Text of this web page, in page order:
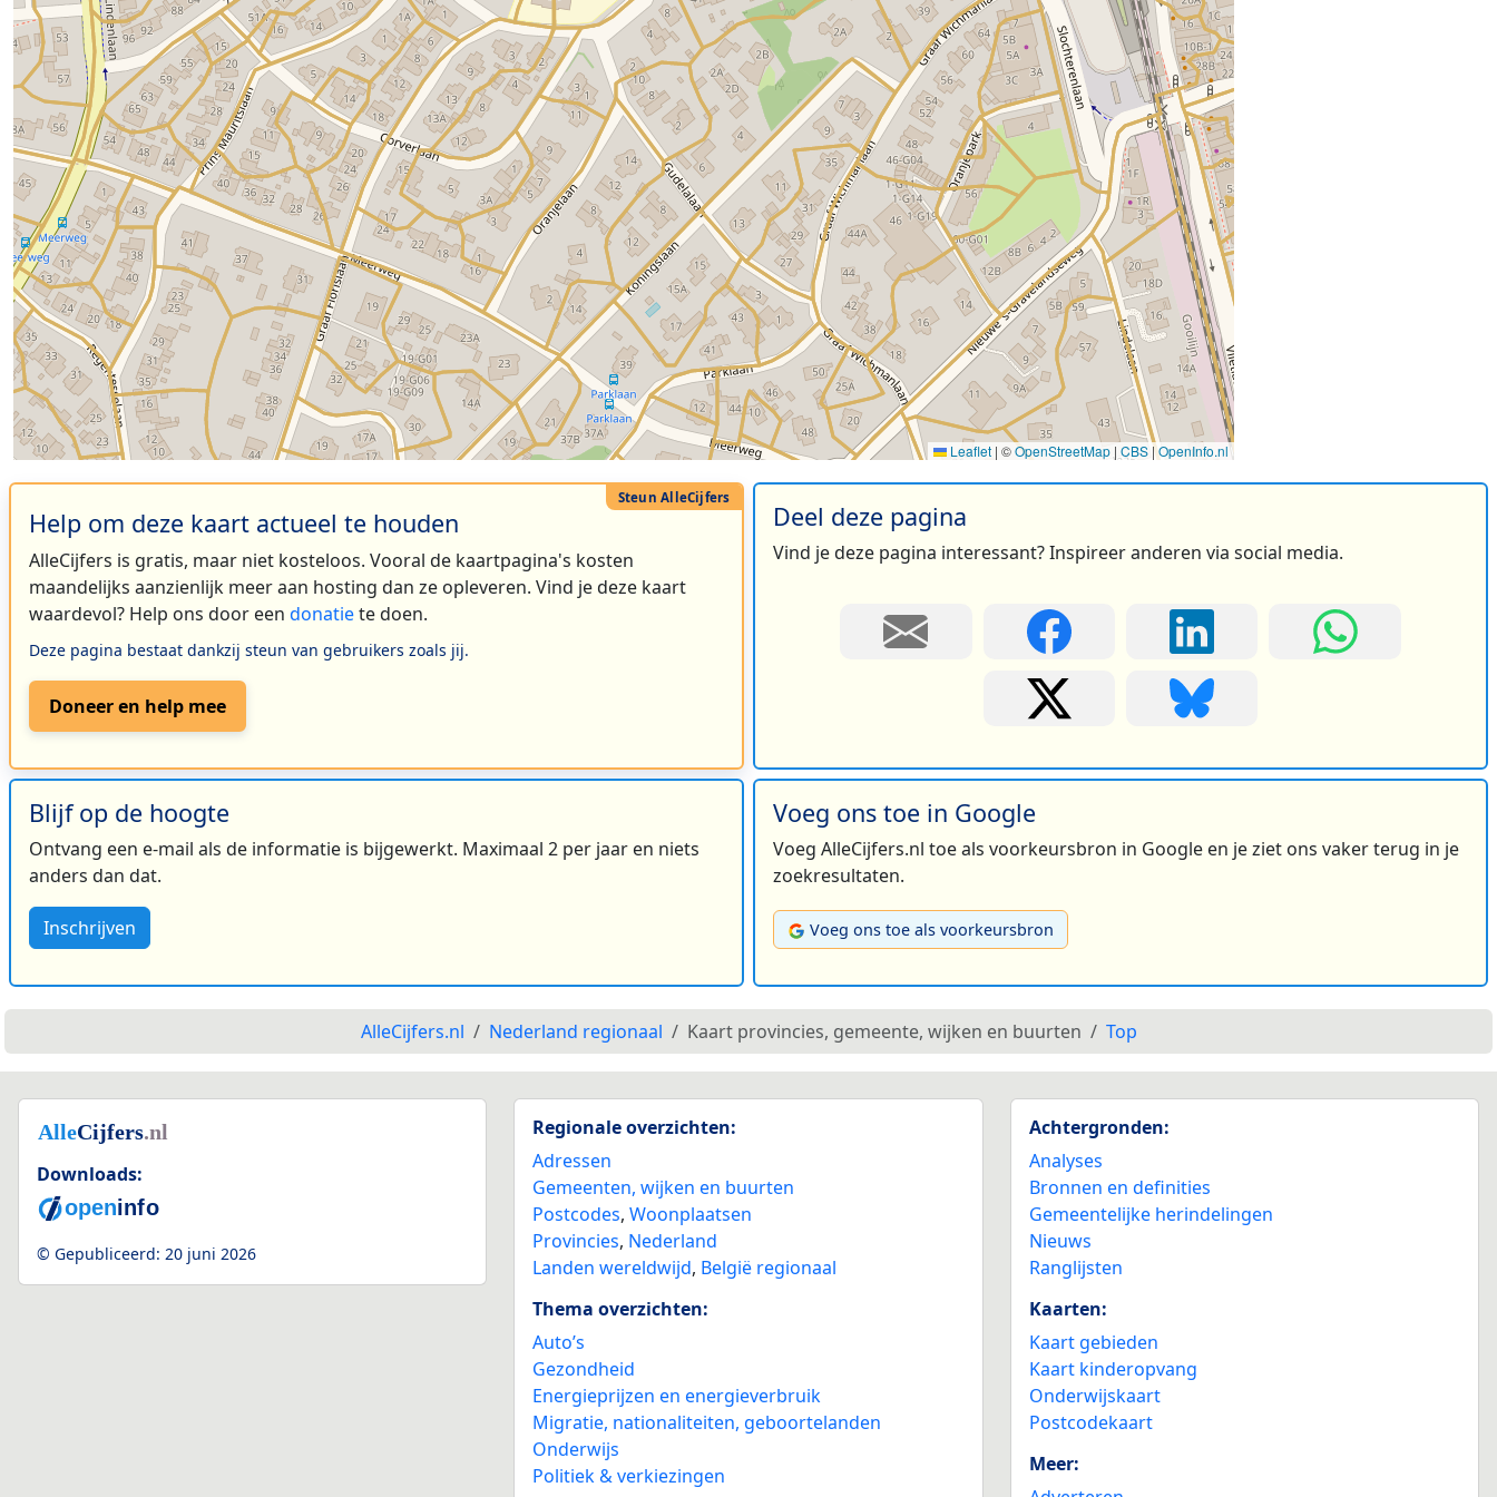
Leaflet | ©OpenStreetMap | CBS |OpenInfo.nl
Help om deze kaart actueel te houden
AlleCijfers is gratis, maar niet kosteloos. Vooral de kaartpagina's kosten
maandelijks aanzienlijk meer aan hosting dan ze opleveren. Vind je deze kaart
waardevol? Help ons door een donatiete doen.
Deze pagina bestaat dankzij steun van gebruikers zoals jij.
Doneer en help mee
Deel deze pagina
Vind je deze pagina interessant? Inspireer anderen via social media.
Blijf op de hoogte
Ontvang een e-mail als de informatie is bijgewerkt. Maximaal 2 per jaar en niets
anders dan dat.
Inschrijven
Voeg ons toe in Google
Voeg AlleCijfers.nl toe als voorkeursbron in Google en je ziet ons vaker terug in je
zoekresultaten.
Voeg ons toe als voorkeursbron
AlleCijfers.nl Nederland regionaal Kaart provincies, gemeente, wijken en buurten Top
Downloads:
© Gepubliceerd: 20 juni 2026
Regionale overzichten:
Adressen
Gemeenten, wijken en buurten
Postcodes,Woonplaatsen
Provincies, Nederland
Landen wereldwijd, België regionaal
Thema overzichten:
Auto’s
Gezondheid
Energieprijzen en energieverbruik
Migratie, nationaliteiten, geboortelanden
Onderwijs
Politiek & verkiezingen
Achtergronden:
Analyses
Bronnen en definities
Gemeentelijke herindelingen
Nieuws
Ranglijsten
Kaarten:
Kaart gebieden
Kaart kinderopvang
Onderwijskaart
Postcodekaart
Meer: